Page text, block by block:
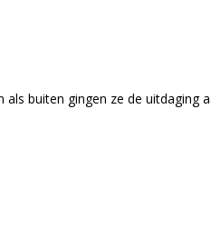
buiten gingen ze de uitdaging